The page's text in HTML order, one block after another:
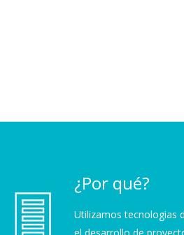
¿Por qué?
Utilizamos tecnologias